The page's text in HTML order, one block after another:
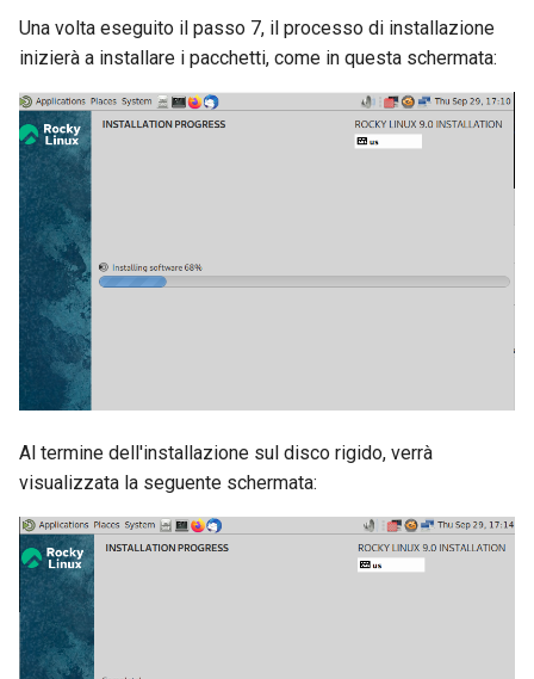
Una volta eseguito il passo 7, il processo di installazione
inizierà a installare i pacchetti, come in questa schermata:
Al termine dell'installazione sul disco rigido, verrà
visualizzata la seguente schermata: